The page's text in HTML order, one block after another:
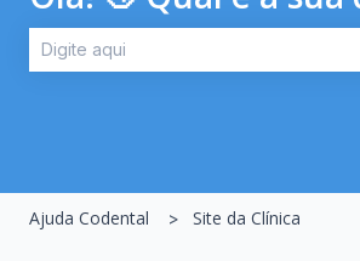
Ajuda Codental Site da Clínica